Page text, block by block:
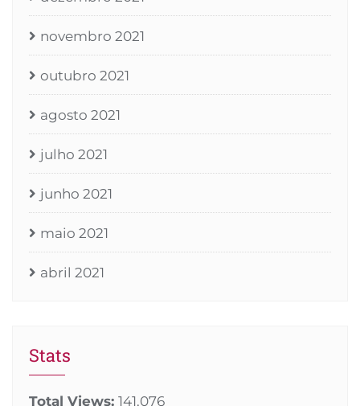
novembro 2021
outubro 2021
agosto 2021
julho 2021
junho 2021
maio 2021
abril 2021
Stats
Total Views: 141.076